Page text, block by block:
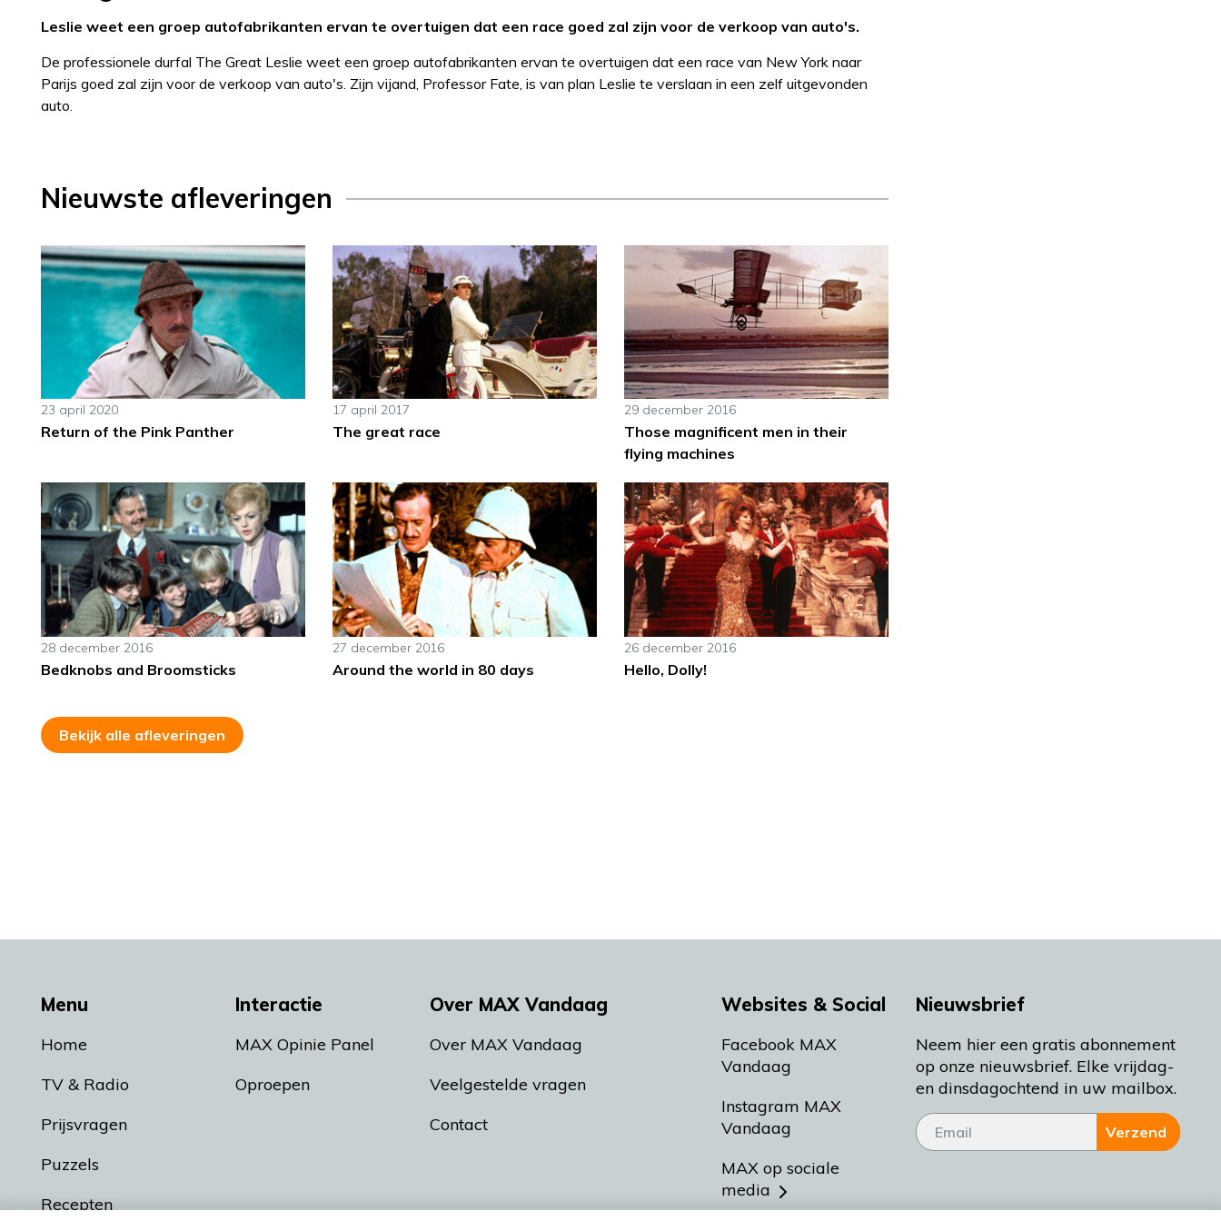
Leslie weet een groep autofabrikanten ervan te overtuigen dat een race goed zal zijn voor de verkoop van auto's.
De professionele durfal The Great Leslie weet een groep autofabrikanten ervan te overtuigen dat een race van New York naar
Parijs goed zal zijn voor de verkoop van auto's. Zijn vijand, Professor Fate, is van plan Leslie te verslaan in een zelf uitgevonden
auto.
Nieuwste afleveringen
23 april 2020
Return of the Pink Panther
17 april 2017
The great race
29 december 2016
Those magnificent men in their
flying machines
28 december 2016
Bedknobs and Broomsticks
27 december 2016
Around the world in 80 days
26 december 2016
Hello, Dolly!
Bekijk alle afleveringen
Menu
Home
TV & Radio
Prijsvragen
Puzzels
Recepten
Interactie
MAX Opinie Panel
Oproepen
Over MAX Vandaag
Over MAX Vandaag
Veelgestelde vragen
Contact
Websites & Social
Facebook MAX
Vandaag
Instagram MAX
Vandaag
MAX op sociale
media
Nieuwsbrief
Neem hier een gratis abonnement
op onze nieuwsbrief. Elke vrijdag-
en dinsdagochtend in uw mailbox.
Verzend